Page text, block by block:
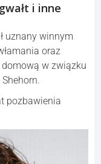
i inne
uznany winnym
oraz
w związku
pozbawienia